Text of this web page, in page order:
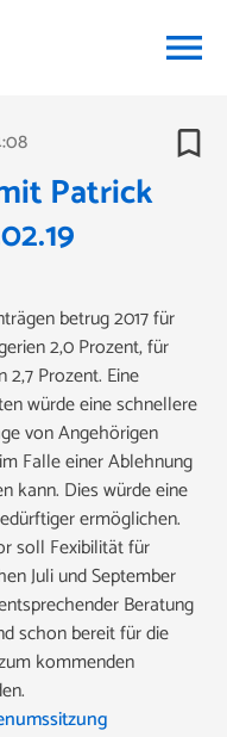
menu
bookmark_border
Patrick
betrug 2017 für
2,0 Prozent, für
2,7 Prozent. Eine
würde eine schnellere
von Angehörigen
Falle einer Ablehnung
kann. Dies würde eine
ermöglichen.
soll Fexibilität für
Juli und September
Beratung
schon bereit für die
kommenden